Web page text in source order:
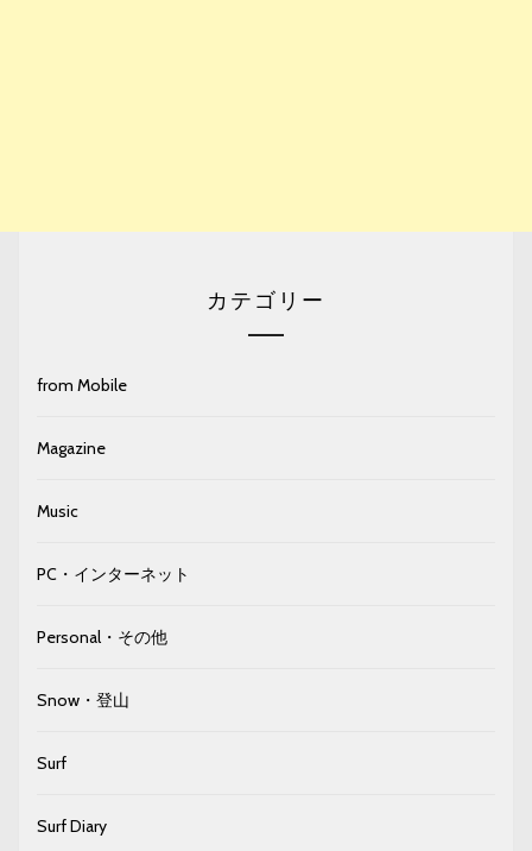
カテゴリー
from Mobile
Magazine
Music
PC・インターネット
Personal・その他
Snow・登山
Surf
Surf Diary